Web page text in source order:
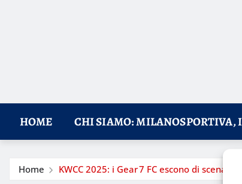
HOME CHI SIAMO: MILANOSPORTIVA,
Home KWCC 2025: i Gear 7 FC escono di scena